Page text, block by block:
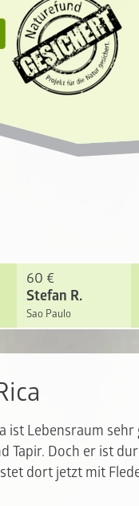
60 €
Stefan R.
Sao Paulo
ist Lebensraum
Tapir. Doch er ist
dort jetzt mit